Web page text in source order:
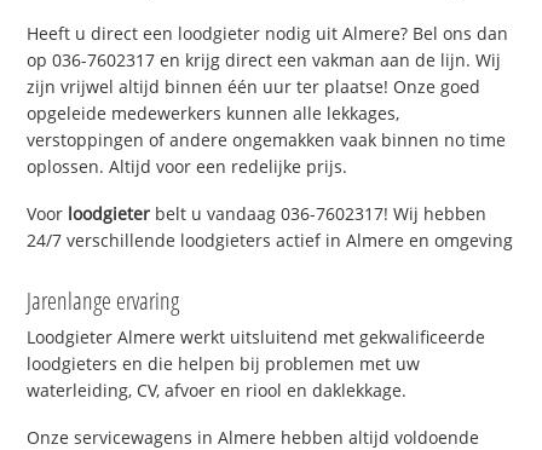
Heeft u direct een loodgieter nodig uit Almere? Bel ons dan
op 036-7602317 en krijg direct een vakman aan de lijn. Wij
zijn vrijwel altijd binnen één uur ter plaatse! Onze goed
opgeleide medewerkers kunnen alle lekkages,
verstoppingen of andere ongemakken vaak binnen no time
oplossen. Altijd voor een redelijke prijs.
Voor loodgieter belt u vandaag 036-7602317! Wij hebben
24/7 verschillende loodgieters actief in Almere en omgeving
Jarenlange ervaring
Loodgieter Almere werkt uitsluitend met gekwalificeerde
loodgieters en die helpen bij problemen met uw
waterleiding, CV, afvoer en riool en daklekkage.
Onze servicewagens in Almere hebben altijd voldoende